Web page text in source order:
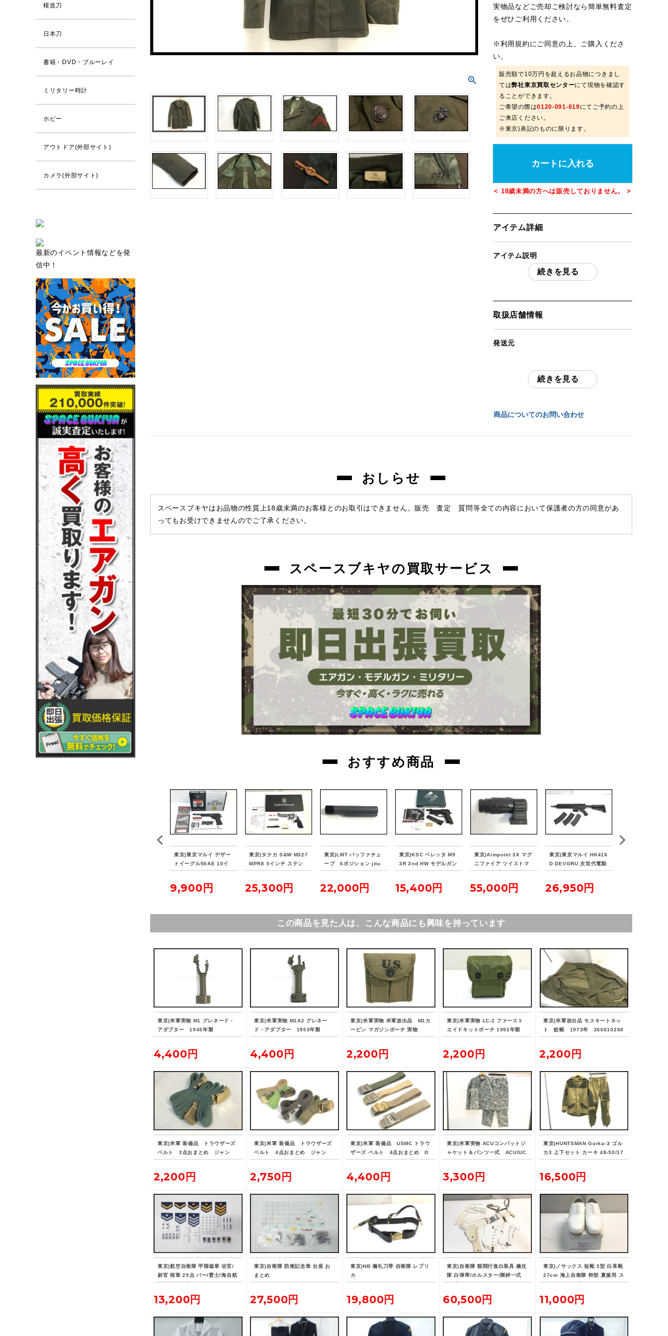
実物品などご売却ご検討なら簡単無料査定
をぜひご利用ください。
※利用規約にご同意の上、ご購入くださ
い。
販売額で10万円を超えるお品物につきまし
ては弊社東京買取センターにて現物を確認す
ることができます。
ご希望の際は0120-091-619にてご予約の上
ご来店ください。
※東京)表記のものに限ります。
カートに入れる
アイテム詳細
アイテム説明
米軍実物USAFウールサージジャケット
が全てです。 （撮影、運搬備品は除く）
サイズ表記は36Sで肩幅43ｃｍ 袖丈60
ｃｍ 身幅46ｃｍ 着丈72ｃｍ程度で
せ 汚れがあります。内側に破れがありま
さい。
商品管理コード
続きを見る
取扱店舗情報
発送元
続きを見る
商品についてのお問い合わせ
おしらせ
スペースブキヤはお品物の性質上18歳未満のお客様とのお取引はできません。販売 査定 質問等全ての内容において保護者の方の同意があ
ってもお受けできませんのでご了承ください。
スペースブキヤの買取サービス
おすすめ商品
東京)東京マルイ デザー
トイーグル50AE 10イ
ンチバレル ガスブロー
9,900円
東京)タナカ S&W M327
MPR8 5インチ ステン
レスモデル ver.2 ガス
25,300円
東京)LMT バッファチュ
ーブ 6ポジション jitu
butu
22,000円
東京)KSC ベレッタ M9
3R 2nd HW モデルガン
15,400円
東京)Aimpoint 3X マグ
ニファイア ツイストマ
ウント付 実物
55,000円
東京)東京マルイ HK416
D DEVGRU 次世代電動
ガン 予備マガジン付
26,950円
この商品を見た人は、こんな商品にも興味を持っています
東京)米軍実物 M1 グレネード・
アダプター 1945年製
4,400円
東京)米軍実物 M1A2 グレネー
ド・アダプター 1953年製
4,400円
東京)米軍実物 米軍放出品 M1カ
ービン マガジンポーチ 実物
2,200円
東京)米軍実物 LC-2 ファースト
エイドキットポーチ 1992年製
2,200円
東京)米軍放出品 モスキートネッ
ト 蚊帳 1973年 260610260
7
2,200円
東京)米軍 装備品 トラウザーズ
ベルト 3点おまとめ ジャン
ク 2606102603
2,200円
東京)米軍 装備品 トラウザーズ
ベルト 4点おまとめ ジャン
ク 2606102604
2,750円
東京)米軍 装備品 USMC トラウ
ザーズ ベルト 4点おまとめ O
FFICER'S EQUIPMENT COMP
4,400円
東京)米軍実物 ACUコンバットジ
ャケット＆パンツ一式 ACU/UC
P American Apparel
3,300円
東京)HUNTSMAN Gorka-3 ゴル
カ3 上下セット カーキ 48-50/17
6 ロシア
16,500円
東京)航空自衛隊 甲階級章 佐官/
尉官 桜章 29点 バー/曹士/海自航
空学生 階級章 セット
13,200円
東京)自衛隊 防衛記念章 台座 お
まとめ
27,500円
東京)NB 儀礼刀帯 自衛隊 レプリ
カ
19,800円
東京)自衛隊 観閲行進白装具 儀仗
隊 白弾帯/ホルスター/脚絆一式
レプリカ
60,500円
東京)ノサックス 短靴 3型 白革靴
27cm 海上自衛隊 幹部 夏服用 ス
トレートチップ
11,000円
模造刀
日本刀
書籍・DVD・ブルーレイ
ミリタリー時計
ホビー
アウトドア(外部サイト)
カメラ(外部サイト)
最新のイベント情報などを発
信中！